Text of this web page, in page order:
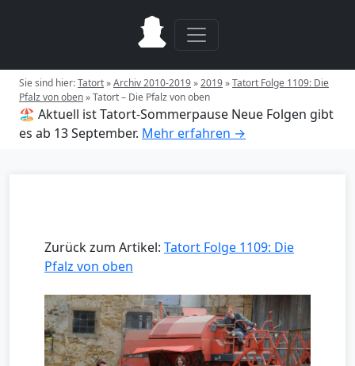
Sie sind hier:Tatort»Archiv 2010-2019»2019»Tatort Folge 1109: Die
Pfalz von oben»Tatort – Die Pfalz von oben
🏖️ Aktuell ist Tatort-Sommerpause Neue Folgen gibt
es ab 13 September. Mehr erfahren →
Zurück zum Artikel: Tatort Folge 1109: Die
Pfalz von oben